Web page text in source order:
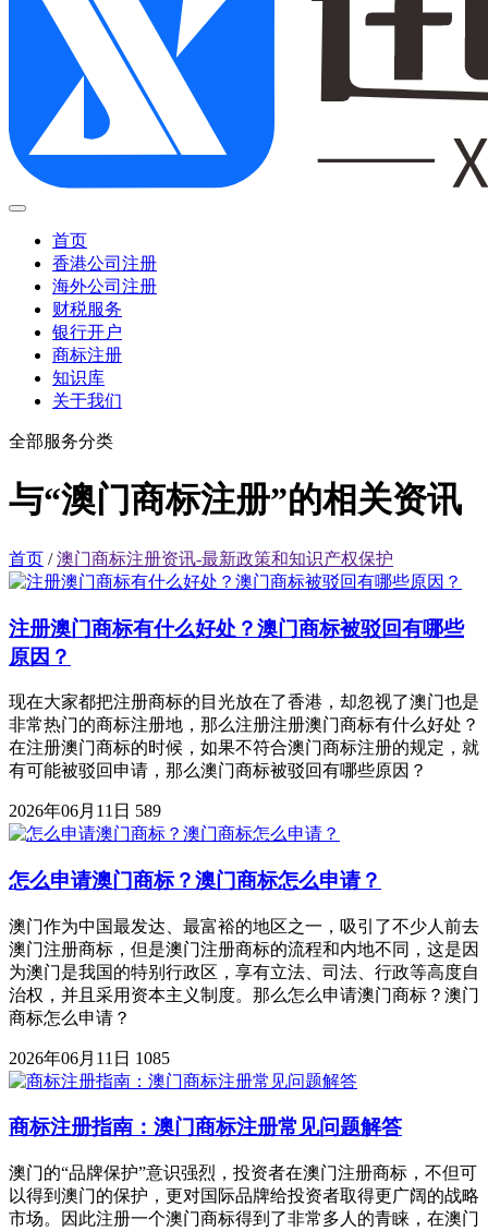
首页
香港公司注册
海外公司注册
财税服务
银行开户
商标注册
知识库
关于我们
全部服务分类
与“澳门商标注册”的相关资讯
首页 /澳门商标注册资讯-最新政策和知识产权保护
注册澳门商标有什么好处？澳门商标被驳回有哪些
原因？
现在大家都把注册商标的目光放在了香港，却忽视了澳门也是
非常热门的商标注册地，那么注册注册澳门商标有什么好处？
在注册澳门商标的时候，如果不符合澳门商标注册的规定，就
有可能被驳回申请，那么澳门商标被驳回有哪些原因？
2026年06月11日 589
怎么申请澳门商标？澳门商标怎么申请？
澳门作为中国最发达、最富裕的地区之一，吸引了不少人前去
澳门注册商标，但是澳门注册商标的流程和内地不同，这是因
为澳门是我国的特别行政区，享有立法、司法、行政等高度自
治权，并且采用资本主义制度。那么怎么申请澳门商标？澳门
商标怎么申请？
2026年06月11日 1085
商标注册指南：澳门商标注册常见问题解答
澳门的“品牌保护”意识强烈，投资者在澳门注册商标，不但可
以得到澳门的保护，更对国际品牌给投资者取得更广阔的战略
市场。因此注册一个澳门商标得到了非常多人的青睐，在澳门